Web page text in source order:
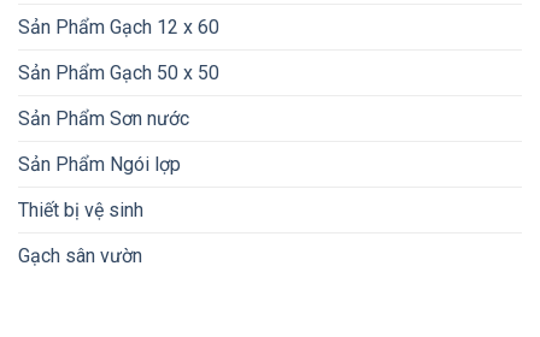
Sản Phẩm Gạch 12 x 60
Sản Phẩm Gạch 50 x 50
Sản Phẩm Sơn nước
Sản Phẩm Ngói lợp
Thiết bị vệ sinh
Gạch sân vườn